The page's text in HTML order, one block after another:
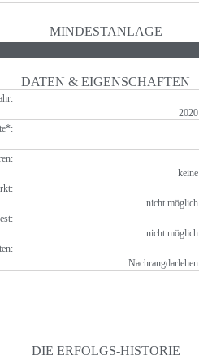
MINDESTANLAGE
DATEN & EIGENSCHAFTEN
2020
keine
nicht möglich
nicht möglich
Nachrangdarlehen
DIE ERFOLGS-HISTORIE